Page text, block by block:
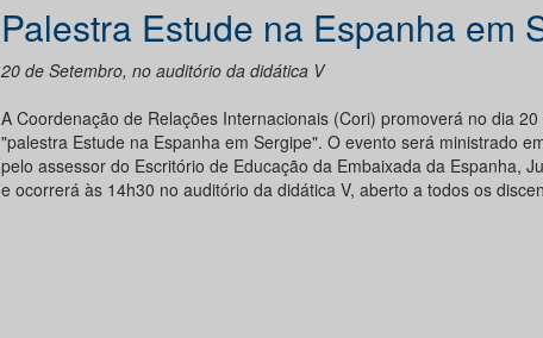
Palestra Estude na Espanha em
20 de Setembro, no auditório da didática V
A Coordenação de Relações Internacionais (Cori) promoverá no dia
"palestra Estude na Espanha em Sergipe". O evento será ministrado
pelo assessor do Escritório de Educação da Embaixada da Espanha,
e ocorrerá às 14h30 no auditório da didática V, aberto a todos os